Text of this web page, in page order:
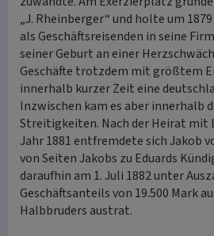
„J. Rheinberger“ und holte um
als Geschäftsreisenden in seine
seiner Geburt an einer
Geschäfte trotzdem mit größtem
innerhalb kurzer Zeit eine
Inzwischen kam es aber innerhalb
Streitigkeiten. Nach der Heirat mit
Jahr 1881 entfremdete sich Jakob
von Seiten Jakobs zu Eduards
daraufhin am 1. Juli 1882 unter
Geschäftsanteils von 19.500 Mark
Halbbruders austrat.